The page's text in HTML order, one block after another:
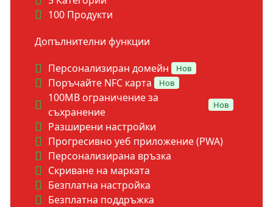
100 Продукти
Допълнителни функции
Персонализиран домейн
Нов
Поръчайте NFC карта Нов
100MB ограничение за
съхранение
Нов
Разширени настройки
Прогресивно уеб приложение (PWA)
Персонализирана връзка
Скриване на марката
Безплатна настройка
Безплатна поддръжка